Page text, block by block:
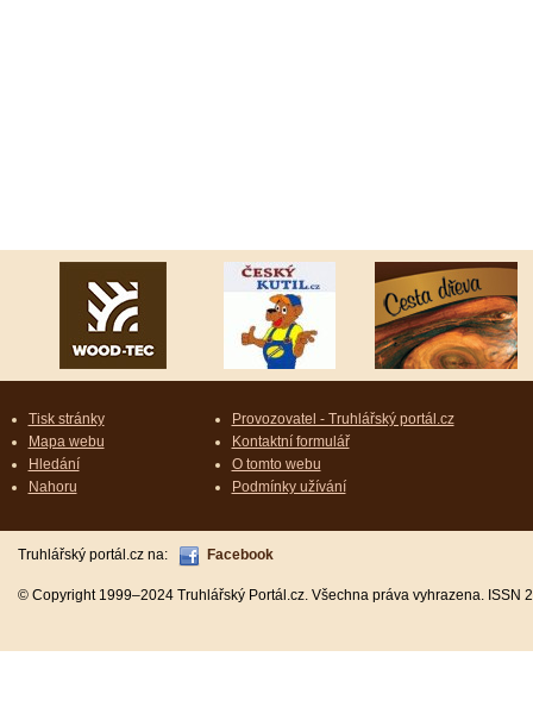
Tisk stránky
Mapa webu
Hledání
Nahoru
Provozovatel - Truhlářský portál.cz
Kontaktní formulář
O tomto webu
Podmínky užívání
Truhlářský portál.cz na: Facebook
© Copyright 1999–2024 Truhlářský Portál.cz. Všechna práva vyhrazena.